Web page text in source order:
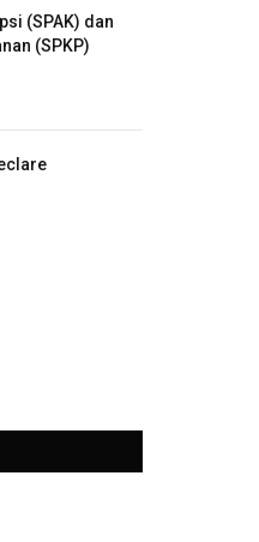
(SPAK) dan
(SPKP)